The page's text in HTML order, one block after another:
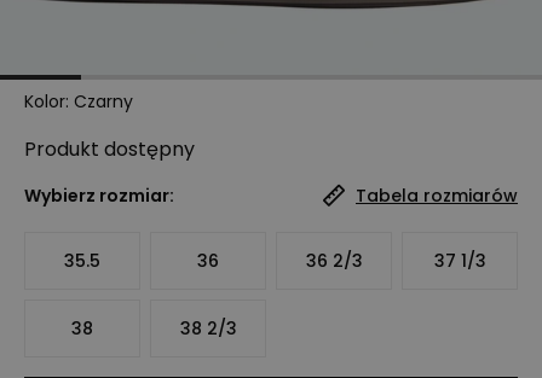
Kolor: Czarny
Produkt dostępny
Wybierz rozmiar: Tabela rozmiarów
35.5 36 36 2/3 37 1/3
38 38 2/3